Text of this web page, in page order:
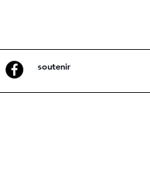
soutenir